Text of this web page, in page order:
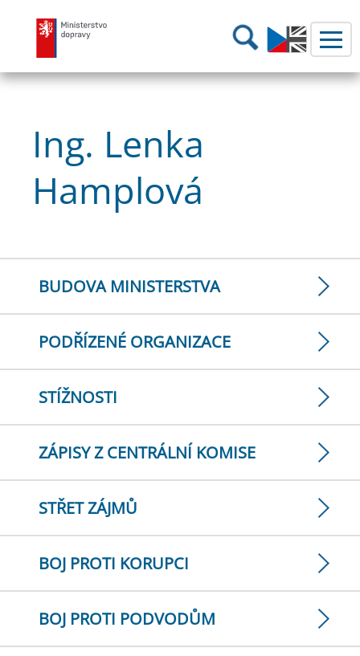
Ministerstvo dopravy Hledání
Ing. Lenka
Hamplová
BUDOVA MINISTERSTVA
PODŘÍZENÉ ORGANIZACE
STÍŽNOSTI
ZÁPISY Z CENTRÁLNÍ KOMISE
STŘET ZÁJMŮ
BOJ PROTI KORUPCI
BOJ PROTI PODVODŮM